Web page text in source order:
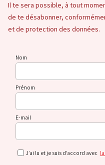
Il te sera possible, à tout
de te désabonner,
et de protection des données.
Nom
Prénom
E-mail
J’ai lu et je suis d’accord avec